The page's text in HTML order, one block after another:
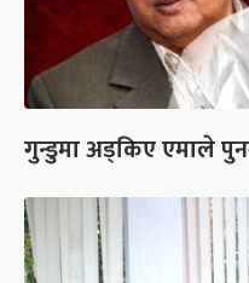
गुन्डुमा अड्किए एमाले